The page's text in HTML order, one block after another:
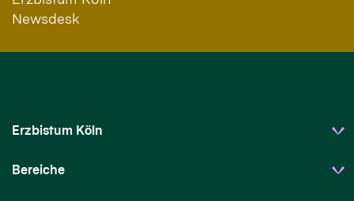
Newsdesk
Erzbistum Köln
Bereiche